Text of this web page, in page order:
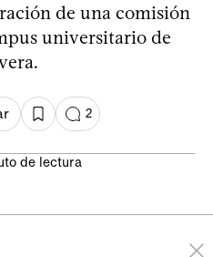
de una comisión
universitario de
2
de lectura